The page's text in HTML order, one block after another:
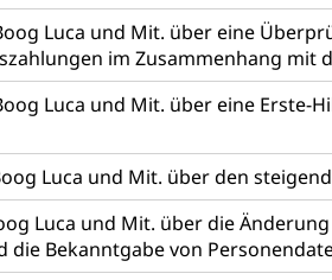
Luca und Mit. über eine
im Zusammenhang mit
Luca und Mit. über eine Erste-
Luca und Mit. über den
Luca und Mit. über die
die Bekanntgabe von
Betreibungsämter
Stimm- und Wahlrecht, Stimmrecht,
Einkommenssteuer, Kopfsteuer,
Liegenschaftssteuer,
Verkehrssteuer, Erbschaftssteuer,